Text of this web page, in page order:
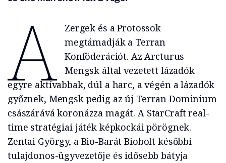
A
Zergek és a Protossok
megtámadják a Terran
Konföderációt. Az Arcturus
Mengsk által vezetett lázadók
egyre aktívabbak, dúl a harc, a végén a lázadók
győznek, Mengs­k pedig az új Terran Dominium
császárává koronázza magát. A StarCraft real-
time stratégiai játék képkockái pörögnek.
Zentai György, a Bio-Barát Biobolt későbbi
tulajdonos-ügyvezetője és idősebb bátyja